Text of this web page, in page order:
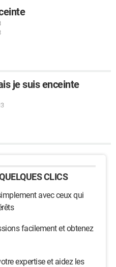
je suis enceinte
CLICS
avec ceux qui
facilement et obtenez
expertise et aidez les